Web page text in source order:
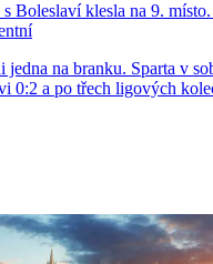
s Boleslaví klesla na 9.
jedna na branku. Sparta v
0:2 a po třech ligových